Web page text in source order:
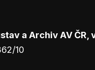
a Archiv AV ČR,
10